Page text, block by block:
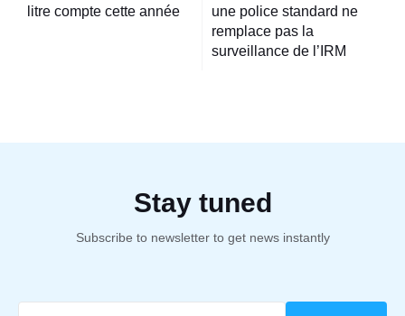
litre compte cette année
une police standard ne
remplace pas la
surveillance de l’IRM
Stay tuned
Subscribe to newsletter to get news instantly